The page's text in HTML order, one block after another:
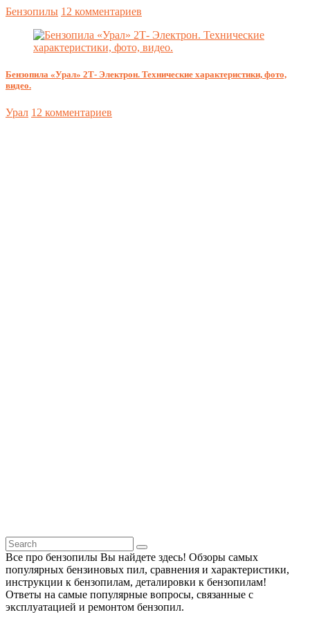
Бензопилы 12 комментариев
Бензопила «Урал» 2Т- Электрон. Технические характеристики, фото,
видео.
Урал 12 комментариев
Все про бензопилы Вы найдете здесь! Обзоры самых
популярных бензиновых пил, сравнения и характеристики,
инструкции к бензопилам, деталировки к бензопилам!
Ответы на самые популярные вопросы, связанные с
эксплуатацией и ремонтом бензопил.